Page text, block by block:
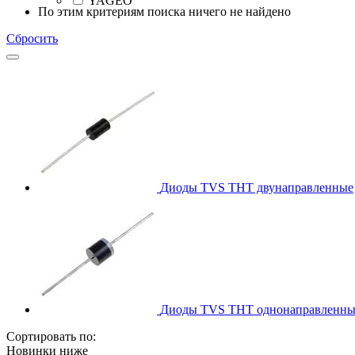
По этим критериям поиска ничего не найдено
Сбросить
Диоды TVS THT двунаправленные
Диоды TVS THT
Сортировать по:
Новинки ниже